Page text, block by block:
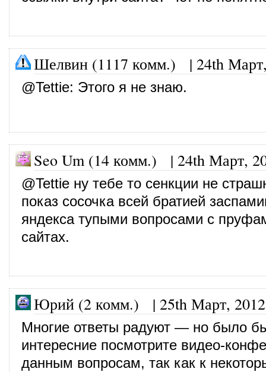
Шелвин (1117 комм.) | 24th
@Tettie: Этого я не знаю.
Seo Um (14 комм.) | 24th Март,
@Tettie ну тебе то сенкции не
показ сосочка всей братией
яндекса тупыми вопросами с
сайтах.
Юрий (2 комм.) | 25th Март, 2012
Многие ответы радуют — но было
интересние посмотрите видео-
данным вопросам, так как к